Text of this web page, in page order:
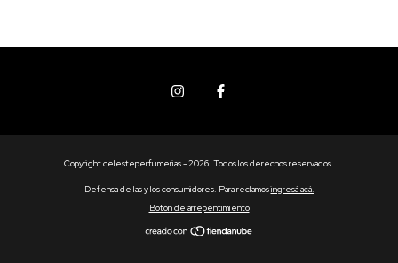
Copyright celesteperfumerias - 2026. Todos los derechos reservados.
Defensa de las y los consumidores. Para reclamosingresá acá.
Botón de arrepentimiento